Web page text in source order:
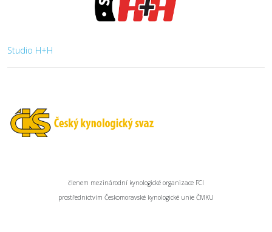
Studio H+H
členem mezinárodní kynologické organizace FCI
prostřednictvím Českomoravské kynologické unie ČMKU